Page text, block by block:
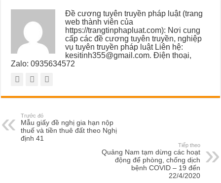
Đề cương tuyên truyền pháp luật (trang
web thành viên của
https://trangtinphapluat.com): Nơi cung
cấp các đề cương tuyên truyền, nghiệp
vụ tuyên truyền pháp luật Liên hệ:
kesitinh355@gmail.com. Điện thoại,
Zalo: 0935634572
Trước đó
Mẫu giấy đề nghị gia hạn nộp
thuế và tiền thuê đất theo Nghị
định 41
Tiếp theo
Quảng Nam tạm dừng các hoạt
động để phòng, chống dịch
bệnh COVID – 19 đến
22/4/2020